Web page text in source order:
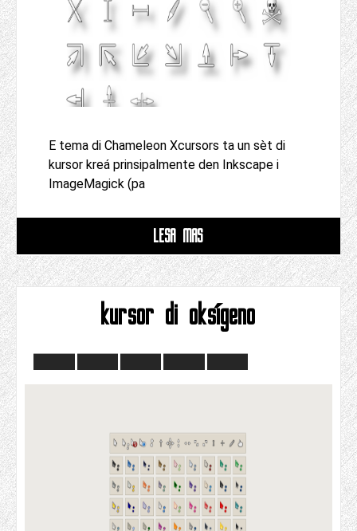
E tema di Chameleon Xcursors ta un sèt di
kursor kreá prinsipalmente den Inkscape i
ImageMagick (pa
LESA MAS
kursor di oksígeno